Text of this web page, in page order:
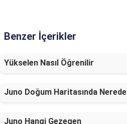
Benzer İçerikler
Yükselen Nasıl Öğrenilir
Juno Doğum Haritasında Nerede
Juno Hangi Gezegen